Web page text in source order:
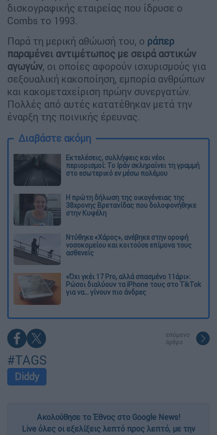
δισκογραφικής εταιρείας που ίδρυσε ο
Combs το 1993.
Παρά τη μερική αθώωσή του, ο ράπερ
παραμένει αντιμέτωπος με σειρά αστικών
αγωγών, οι οποίες αφορούν ισχυρισμούς για
σεξουαλική κακοποίηση, εμπορία ανθρώπων
και κακομεταχείριση πρώην συνεργατών.
Πολλές από αυτές κατατέθηκαν μετά την
έναρξη της ποινικής έρευνας.
Διαβάστε ακόμη
Εκτελέσεις, συλλήψεις και νέοι
περιορισμοί: Το Ιράν σκληραίνει τη γραμμή
στο εσωτερικό εν μέσω πολέμου
Η πρώτη δήλωση της οικογένειας της
38χρονης Βρετανίδας που δολοφονήθηκε
στην Κυψέλη
Ντύθηκε «Χάρος», ανέβηκε στην οροφή
νοσοκομείου και κοιτούσε επίμονα τους
ασθενείς
«Όχι γκέι 17 Pro, αλλά σπασμένο 11άρι»:
Ρώσοι διαλύουν τα iPhone τους στο TikTok
για να... γίνουν πιο άνδρες
επόμενο
άρθρο
#TAGS
Diddy
Ακολούθησε το Έθνος στο Google News!
Live όλες οι εξελίξεις λεπτό προς λεπτό, με την